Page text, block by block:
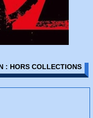
: HORS COLLECTIONS